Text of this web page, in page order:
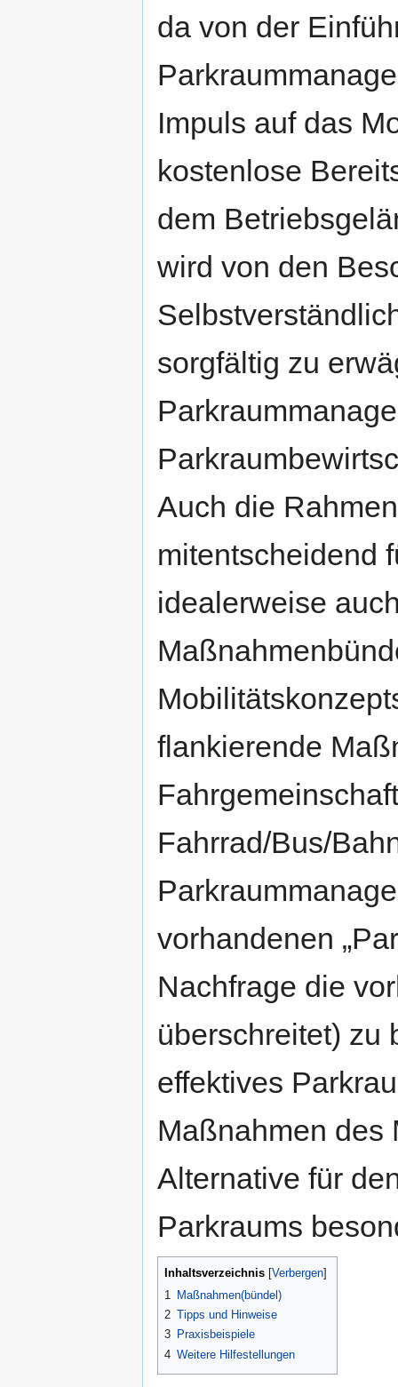
da von der
Impuls auf das
kostenlose
dem
wird von den
sorgfältig zu
Auch die
mitentscheidend
idealerweise
flankierende
Fahrrad/Bus/
vorhandenen
Nachfrage die
überschreitet) zu
effektives
Maßnahmen des
Alternative für
Parkraums
Inhaltsverzeichnis [Verbergen]
1
Maßnahmen(bündel)
2 Tipps und Hinweise
3 Praxisbeispiele
4 Weitere Hilfestellungen